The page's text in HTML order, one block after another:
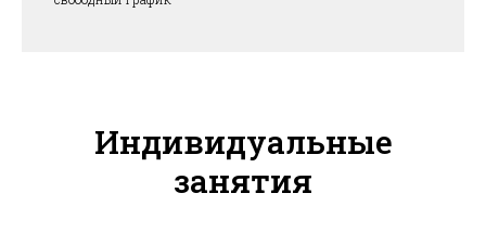
Индивидуальные
занятия